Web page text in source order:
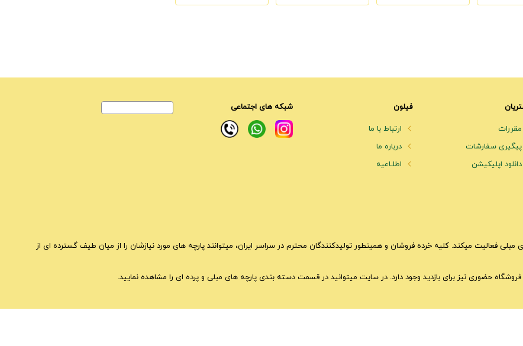
مقررات
پیگیری سفارشات
دانلود اپلیکیشن
فیلون
ارتباط با ما
درباره ما
اطلـاعیه
شبکه های اجتماعی
مبلی فعالیت میکند. کلیه خرده فروشان و همینطور تولیدکنندگان محترم در سراسر ایران، میتوانند پارچه های مورد نیازشان را از میان طیف گسترده ای از
فروشگاه حضوری نیز برای بازدید وجود دارد. در سایت میتوانید در قسمت دسته بندی پارچه های مبلی و پرده ای را مشاهده نمایید.